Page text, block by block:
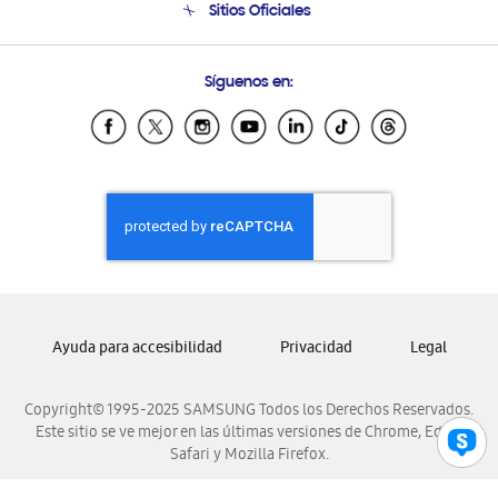
Soporte vía eMail
Sitios Oficiales
Samsung Ecuador
Samsung El Salvador
Samsung Honduras
Samsung Nicaragua
Samsung Panamá
Samsung Venezuela
Síguenos en:
Copyright© 1995-2025 SAMSUNG Todos los Derechos Reservados.
Este sitio se ve mejor en las últimas versiones de Chrome, Edge,
Safari y Mozilla Firefox.
Ayuda para accesibilidad Privacidad Legal